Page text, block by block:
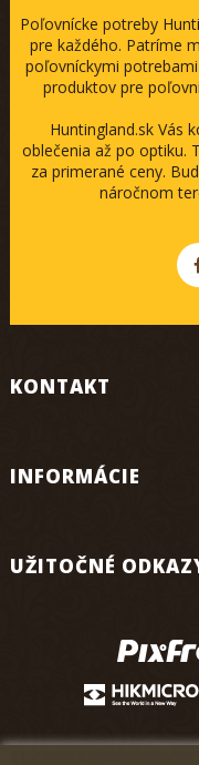
Poľovnícke potreby
pre každého. Patríme
poľovníckymi
produktov pre
Huntingland.sk Vás
oblečenia až po optiku.
za primerané ceny.
náročnom
KONTAKT
INFORMÁCIE
UŽITOČNÉ